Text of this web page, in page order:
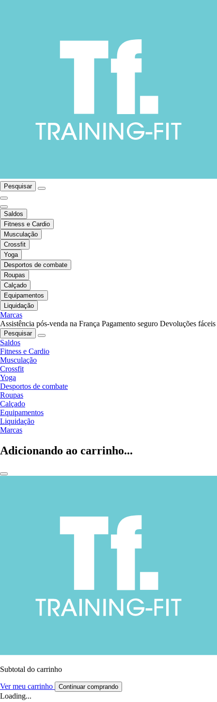
Pesquisar
Saldos
Fitness e Cardio
Musculação
Crossfit
Yoga
Desportos de combate
Roupas
Calçado
Equipamentos
Liquidação
Marcas
Assistência pós-venda na França Pagamento seguro Devoluções fáceis
Pesquisar
Saldos
Fitness e Cardio
Musculação
Crossfit
Yoga
Desportos de combate
Roupas
Calçado
Equipamentos
Liquidação
Marcas
Adicionando ao carrinho...
Subtotal do carrinho
Ver meu carrinho Continuar comprando
Loading...